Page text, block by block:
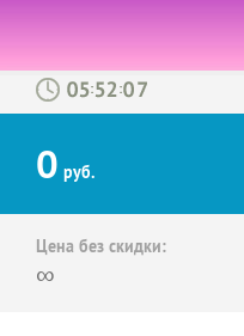
: :
0 руб.
Цена без скидки:
∞